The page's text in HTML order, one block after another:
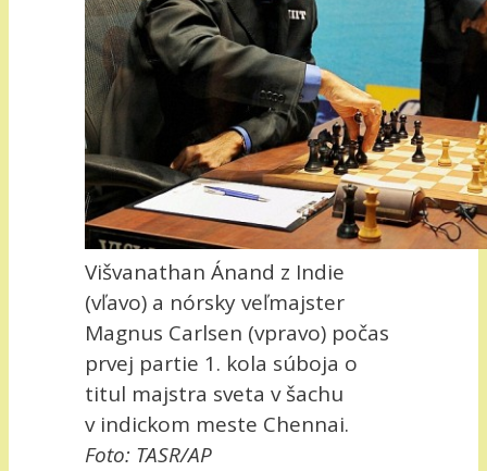
Višvanathan Ánand z Indie
(vľavo) a nórsky veľmajster
Magnus Carlsen (vpravo) počas
prvej partie 1. kola súboja o
titul majstra sveta v šachu
v indickom meste Chennai.
Foto: TASR/AP